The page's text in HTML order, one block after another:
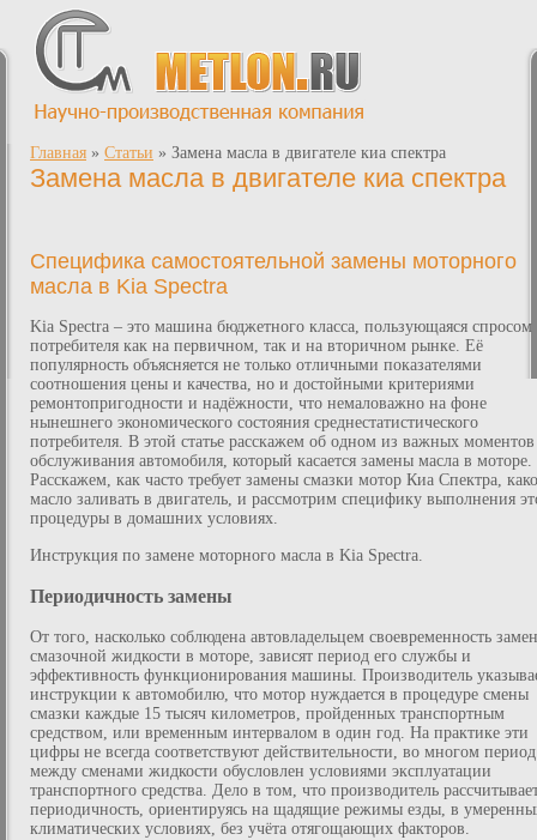
Главная » Статьи » Замена масла в двигателе киа спектра
Замена масла в двигателе киа спектра
Специфика самостоятельной замены моторного
масла в Kia Spectra
Kia Spectra – это машина бюджетного класса, пользующаяся спросом
потребителя как на первичном, так и на вторичном рынке. Её
популярность объясняется не только отличными показателями
соотношения цены и качества, но и достойными критериями
ремонтопригодности и надёжности, что немаловажно на фоне
нынешнего экономического состояния среднестатистического
потребителя. В этой статье расскажем об одном из важных моментов
обслуживания автомобиля, который касается замены масла в моторе.
Расскажем, как часто требует замены смазки мотор Киа Спектра,
масло заливать в двигатель, и рассмотрим специфику выполнения
процедуры в домашних условиях.
Инструкция по замене моторного масла в Kia Spectra.
Периодичность замены
От того, насколько соблюдена автовладельцем своевременность
смазочной жидкости в моторе, зависят период его службы и
эффективность функционирования машины. Производитель
инструкции к автомобилю, что мотор нуждается в процедуре смены
смазки каждые 15 тысяч километров, пройденных транспортным
средством, или временным интервалом в один год. На практике эти
цифры не всегда соответствуют действительности, во многом период
между сменами жидкости обусловлен условиями эксплуатации
транспортного средства. Дело в том, что производитель
периодичность, ориентируясь на щадящие режимы езды, в
климатических условиях, без учёта отягощающих факторов.